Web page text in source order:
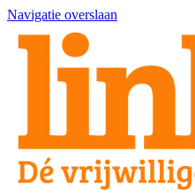
Navigatie overslaan